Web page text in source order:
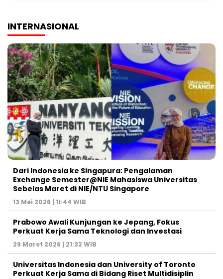
INTERNASIONAL
Dari Indonesia ke Singapura: Pengalaman
Exchange Semester@NIE Mahasiswa Universitas
Sebelas Maret di NIE/NTU Singapore
13 Mei 2026 | 11:44 WIB
Prabowo Awali Kunjungan ke Jepang, Fokus
Perkuat Kerja Sama Teknologi dan Investasi
29 Maret 2026 | 21:32 WIB
Universitas Indonesia dan University of Toronto
Perkuat Kerja Sama di Bidang Riset Multidisiplin